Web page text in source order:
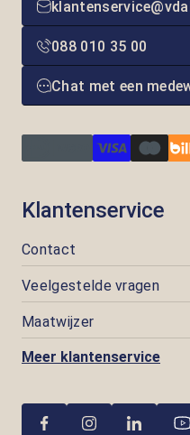
088 010 35 00
Chat met een
Klantenservice
Contact
Veelgestelde vragen
Maatwijzer
Meer klantenservice